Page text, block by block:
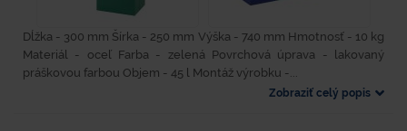
Dĺžka - 300 mm Šírka - 250 mm Výška - 740 mm Hmotnosť - 10 kg
Materiál - oceľ Farba - zelená Povrchová úprava - lakovaný
práškovou farbou Objem - 45 l Montáž výrobku -...
Zobraziť celý popis